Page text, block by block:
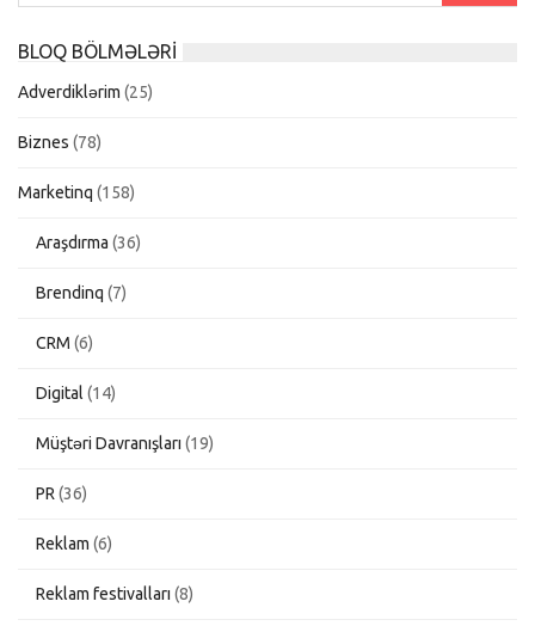
BLOQ BÖLMƏLƏRI
Adverdiklərim (25)
Biznes (78)
Marketinq (158)
Araşdırma (36)
Brendinq (7)
CRM (6)
Digital (14)
Müştəri Davranışları (19)
PR (36)
Reklam (6)
Reklam festivalları (8)